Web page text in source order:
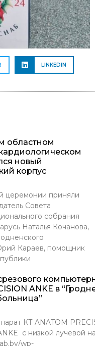
LINKEDIN
областном
новый
корпус
церемонии приняли
Совета
собрания
Наталья Кочанова,
Караев, помощник
ANKE в
КТ ANATOM
с низкой лучевой
wp-